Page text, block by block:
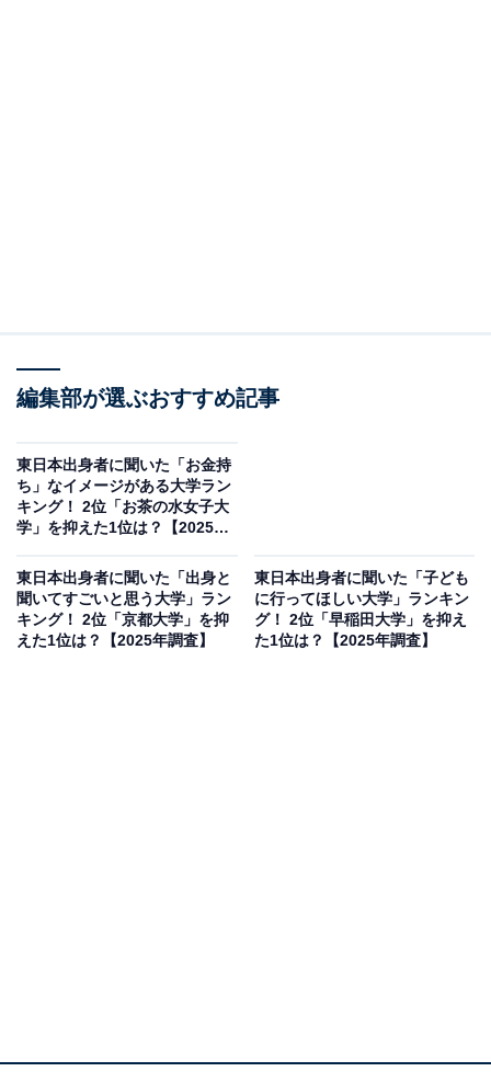
2位は「早稲田大学」でした。高校時代に憧れていたも
のの、当時は手が届かなかった大学として挙げる声が多
実したキャンパスライフを送りたいという思いがうかが
えます。「もう一度挑戦できるなら」という気持ちが多
くの票を集めたようです。
回答者からは「野球をしていたため、東京六大学には多
少の憧れがある」（40代男性／群馬県）、「地元を出た
編集部が選ぶおすすめ記事
東日本出身者に聞いた「お金持
ち」なイメージがある大学ラン
キング！ 2位「お茶の水女子大
学」を抑えた1位は？【2025年
東日本出身者に聞いた「出身と
聞いてすごいと思う大学」ラン
キング！ 2位「京都大学」を抑
えた1位は？【2025年調査】
東日本出身者に聞いた「子ども
に行ってほしい大学」ランキン
グ！ 2位「早稲田大学」を抑え
た1位は？【2025年調査】